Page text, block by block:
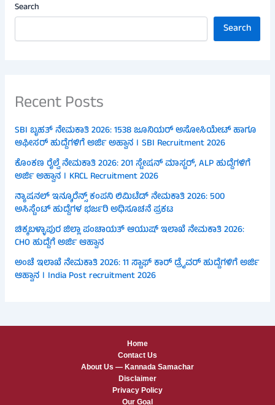
Search
Search
Recent Posts
SBI ಬೃಹತ್ ನೇಮಕಾತಿ 2026: 1538 ಜೂನಿಯರ್ ಅಸೋಸಿಯೇಟ್ ಹಾಗೂ
ಆಫೀಸರ್ ಹುದ್ದೆಗಳಿಗೆ ಅರ್ಜಿ ಅಹ್ವಾನ । SBI Recruitment 2026
ಕೊಂಕಣ ರೈಲ್ವೆ ನೇಮಕಾತಿ 2026: 201 ಸ್ಟೇಷನ್ ಮಾಸ್ಟರ್, ALP ಹುದ್ದೆಗಳಿಗೆ
ಅರ್ಜಿ ಅಹ್ವಾನ । KRCL Recruitment 2026
ನ್ಯಾಷನಲ್ ಇನ್ಶೂರೆನ್ಸ್ ಕಂಪನಿ ಲಿಮಿಟೆಡ್ ನೇಮಕಾತಿ 2026: 500
ಅಸಿಸ್ಟೆಂಟ್ ಹುದ್ದೆಗಳ ಭರ್ಜರಿ ಅಧಿಸೂಚನೆ ಪ್ರಕಟ
ಚಿಕ್ಕಬಳ್ಳಾಪುರ ಜಿಲ್ಲಾ ಪಂಚಾಯತ್ ಆಯುಷ್ ಇಲಾಖೆ ನೇಮಕಾತಿ 2026:
CHO ಹುದ್ದೆಗೆ ಅರ್ಜಿ ಆಹ್ವಾನ
ಅಂಚೆ ಇಲಾಖೆ ನೇಮಕಾತಿ 2026: 11 ಸ್ಟಾಫ್ ಕಾರ್ ಡ್ರೈವರ್ ಹುದ್ದೆಗಳಿಗೆ ಅರ್ಜಿ
ಆಹ್ವಾನ । India Post recruitment 2026
Home
Contact Us
About Us — Kannada Samachar
Disclaimer
Privacy Policy
Our Goal